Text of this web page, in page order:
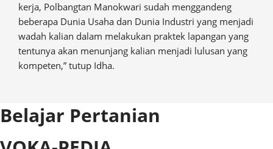
kerja, Polbangtan Manokwari sudah menggandeng
beberapa Dunia Usaha dan Dunia Industri yang menjadi
wadah kalian dalam melakukan praktek lapangan yang
tentunya akan menunjang kalian menjadi lulusan yang
kompeten,” tutup Idha.
Belajar Pertanian